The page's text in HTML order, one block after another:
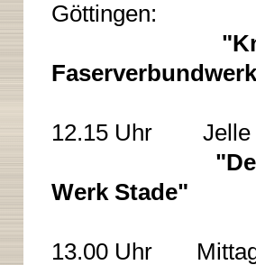
Göttingen:
"Know
12.15 Uhr Jelle
"Der
Werk Stade"
13.00 Uhr